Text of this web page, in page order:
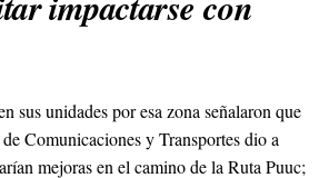
sus unidades por esa zona señalaron que
Comunicaciones y Transportes dio a
mejoras en el camino de la Ruta Puuc;